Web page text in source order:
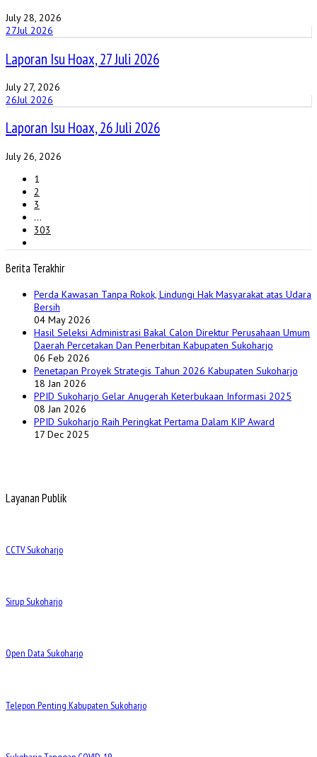
July 28, 2026
27Jul 2026
Laporan Isu Hoax, 27 Juli 2026
July 27, 2026
26Jul 2026
Laporan Isu Hoax, 26 Juli 2026
July 26, 2026
1
2
3
…
303
Berita Terakhir
Perda Kawasan Tanpa Rokok, Lindungi Hak Masyarakat atas Udara
Bersih
04 May 2026
Hasil Seleksi Administrasi Bakal Calon Direktur Perusahaan Umum
Daerah Percetakan Dan Penerbitan Kabupaten Sukoharjo
06 Feb 2026
Penetapan Proyek Strategis Tahun 2026 Kabupaten Sukoharjo
18 Jan 2026
PPID Sukoharjo Gelar Anugerah Keterbukaan Informasi 2025
08 Jan 2026
PPID Sukoharjo Raih Peringkat Pertama Dalam KIP Award
17 Dec 2025
Layanan Publik
CCTV Sukoharjo
Sirup Sukoharjo
Open Data Sukoharjo
Telepon Penting Kabupaten Sukoharjo